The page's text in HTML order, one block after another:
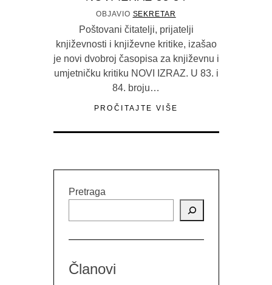
OBJAVIO SEKRETAR
Poštovani čitatelji, prijatelji
književnosti i književne kritike, izašao
je novi dvobroj časopisa za književnu i
umjetničku kritiku NOVI IZRAZ. U 83. i
84. broju…
PROČITAJTE VIŠE
Pretraga
Članovi